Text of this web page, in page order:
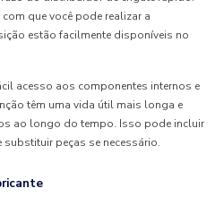
que você pode realizar a
estão facilmente disponíveis no
acesso aos componentes internos e
têm uma vida útil mais longa e
ao longo do tempo. Isso pode incluir
peças se necessário.